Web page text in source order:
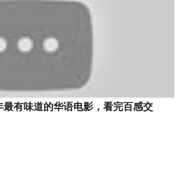
最有味道的华语电影，看完百感交